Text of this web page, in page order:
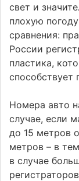
свет и
плохую
сравнения:
России
пластика,
способствует
Номера авто
случае, если
до 15 метров
метров – в
в случае